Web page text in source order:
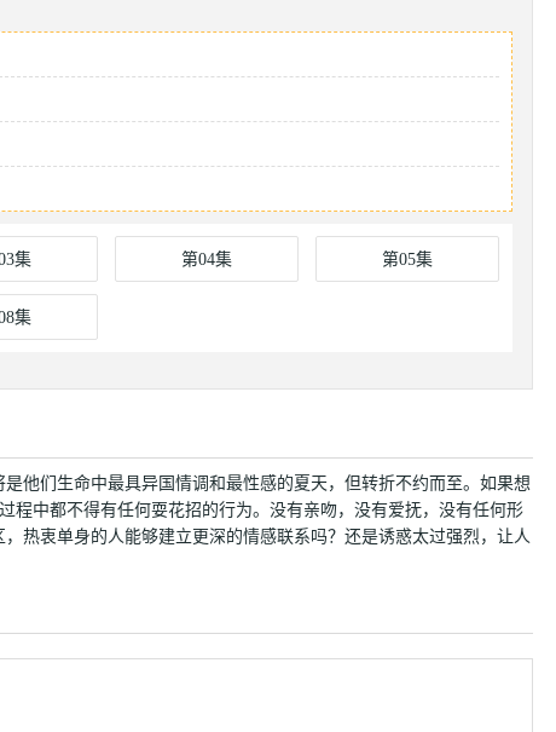
集 第04集 第05集
集
他们生命中最具异国情调和最性感的夏天，但转折不约而至。如果想
程中都不得有任何耍花招的行为。没有亲吻，没有爱抚，没有任何形
热衷单身的人能够建立更深的情感联系吗？还是诱惑太过强烈，让人